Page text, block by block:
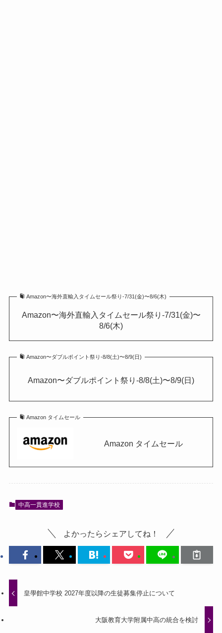
Amazon〜海外直輸入タイムセール祭り-7/31(金)〜8/6(木)
Amazon〜海外直輸入タイムセール祭り-7/31(金)〜
8/6(木)
Amazon〜ダブルポイント祭り-8/8(土)〜8/9(日)
Amazon〜ダブルポイント祭り-8/8(土)〜8/9(日)
Amazon タイムセール
Amazon タイムセール
中高一貫進学校
よかったらシェアしてね！
皇學館中学校 2027年度以降の生徒募集停止について
大阪教育大学附属中高の統合を検討